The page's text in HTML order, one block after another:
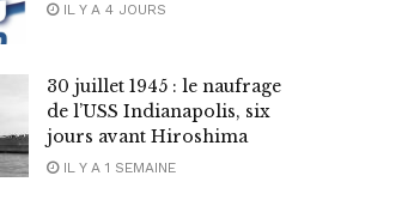
IL Y A 4 JOURS
30 juillet 1945 : le naufrage
de l’USS Indianapolis, six
jours avant Hiroshima
IL Y A 1 SEMAINE